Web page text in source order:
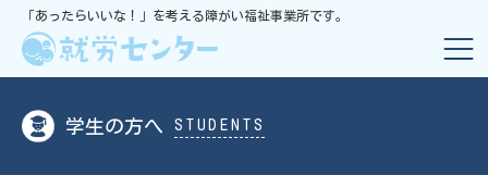
「あったらいいな！」を考える障がい福祉事業所です。
学生の方へ STUDENTS